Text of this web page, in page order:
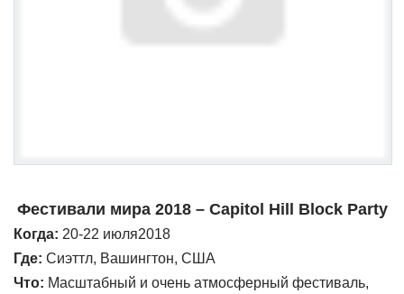
Фестивали мира 2018 – Capitol Hill Block Party
Когда: 20-22 июля2018
Где: Сиэттл, Вашингтон, США
Что: Масштабный и очень атмосферный фестиваль,